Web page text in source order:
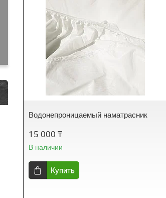
Водонепроницаемый наматрасник
15 000 ₸
В наличии
Купить